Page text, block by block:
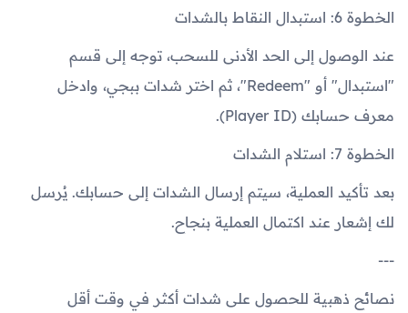
الخطوة 6: استبدال النقاط بالشدات
عند الوصول إلى الحد الأدنى للسحب، توجه إلى قسم
"استبدال" أو "Redeem"، ثم اختر شدات ببجي، وادخل
معرف حسابك (Player ID).
الخطوة 7: استلام الشدات
بعد تأكيد العملية، سيتم إرسال الشدات إلى حسابك. يُرسل
لك إشعار عند اكتمال العملية بنجاح.
---
نصائح ذهبية للحصول على شدات أكثر في وقت أقل